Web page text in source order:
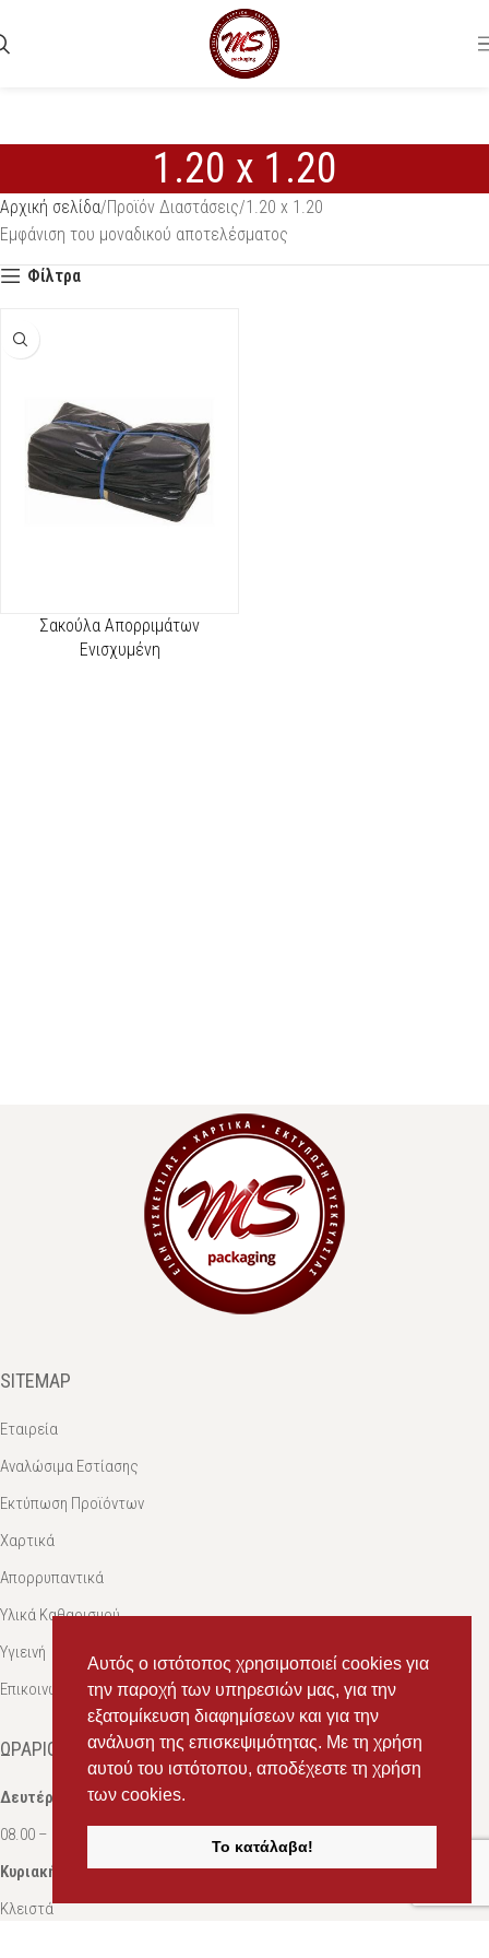
Αυτός ο ιστότοπος χρησιμοποιεί cookies για
την παροχή των υπηρεσιών μας, για την
εξατομίκευση διαφημίσεων και για την
ανάλυση της επισκεψιμότητας. Με τη χρήση
αυτού του ιστότοπου, αποδέχεστε τη χρήση
των cookies.
Το κατάλαβα!
1.20 x 1.20
Αρχική σελίδα Προϊόν Διαστάσεις 1.20 x 1.20
Εμφάνιση του μοναδικού αποτελέσματος
Φίλτρα
Σακούλα Απορριμάτων
Ενισχυμένη
SITEMAP
Εταιρεία
Αναλώσιμα Εστίασης
Εκτύπωση Προϊόντων
Χαρτικά
Απορρυπαντικά
Υλικά Καθαρισμού
Υγιεινή
Επικοινωνία
ΩΡΆΡΙΟ
Δευτέρα-Σάββατο:
08.00 – 16.00
Κυριακή:
Κλειστά